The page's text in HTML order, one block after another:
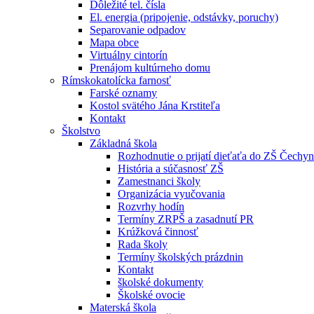
Dôležité tel. čísla
El. energia (pripojenie, odstávky, poruchy)
Separovanie odpadov
Mapa obce
Virtuálny cintorín
Prenájom kultúrneho domu
Rímskokatolícka farnosť
Farské oznamy
Kostol svätého Jána Krstiteľa
Kontakt
Školstvo
Základná škola
Rozhodnutie o prijatí dieťaťa do ZŠ
História a súčasnosť ZŠ
Zamestnanci školy
Organizácia vyučovania
Rozvrhy hodín
Termíny ZRPŠ a zasadnutí PR
Krúžková činnosť
Rada školy
Termíny školských prázdnin
Kontakt
školské dokumenty
Školské ovocie
Materská škola